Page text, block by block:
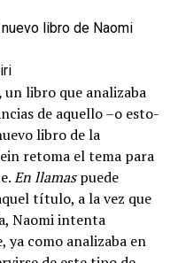
un libro que analizaba
de aquello –o esto-
libro de la
retoma el tema para
En llamaspuede
título, a la vez que
Naomi intenta
ya como analizaba en